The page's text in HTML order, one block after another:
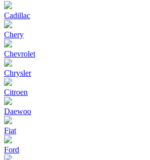
Cadillac
Chery
Chevrolet
Chrysler
Citroen
Daewoo
Fiat
Ford